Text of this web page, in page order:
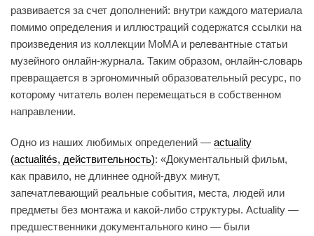
развивается за счет дополнений: внутри каждого материала
помимо определения и иллюстраций содержатся ссылки на
произведения из коллекции MoMA и релевантные статьи
музейного онлайн-журнала. Таким образом, онлайн-словарь
превращается в эргономичный образовательный ресурс, по
которому читатель волен перемещаться в собственном
направлении.
Одно из наших любимых определений — actuality
(actualités, действительность): «Документальный фильм,
как правило, не длиннее одной-двух минут,
запечатлевающий реальные события, места, людей или
предметы без монтажа и какой-либо структуры. Actuality —
предшественники документального кино — были